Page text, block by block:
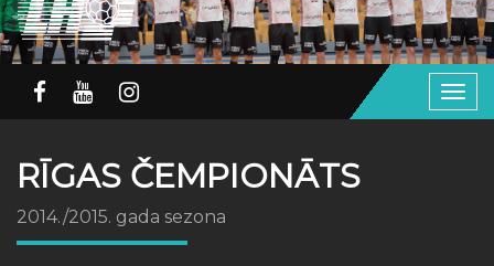
RĪGAS ČEMPIONĀTS
2014./2015. gada sezona